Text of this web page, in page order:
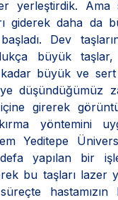
yerleştirdik. Ama
giderek daha da
Dev
büyük taşlar,
kadar büyük ve
düşündüğümüz
girerek
yöntemini
Yeditepe
yapılan bir
bu taşları lazer